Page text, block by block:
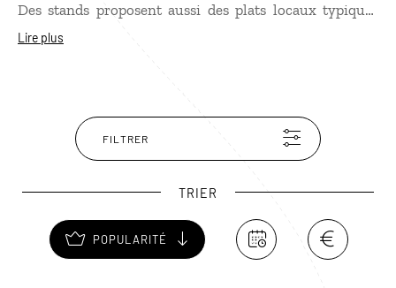
Des stands proposent aussi des plats locaux typiques
ainsi que des souvenirs, sarongs et bijoux traditionnels.
Lire plus
FILTRER
TRIER
POPULARITÉ